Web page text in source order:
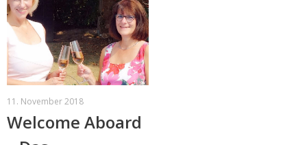
11. November 2018
Welcome Aboard